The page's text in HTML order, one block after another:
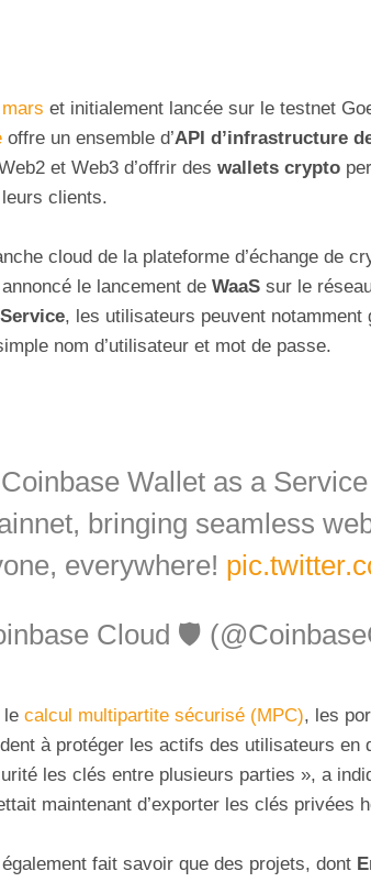
et initialement lancée sur le testnet
offre un ensemble d’API d’infrastructure
et Web3 d’offrir des wallets crypto
clients.
cloud de la plateforme d’échange de
le lancement de WaaS sur le
, les utilisateurs peuvent
nom d’utilisateur et mot de passe.
Wallet as a
bringing seamless
everywhere!
Cloud 🛡️
le calcul multipartite sécurisé (MPC), les
à protéger les actifs des utilisateurs en
les clés entre plusieurs parties », a
maintenant d’exporter les clés privées
fait savoir que des projets, dont